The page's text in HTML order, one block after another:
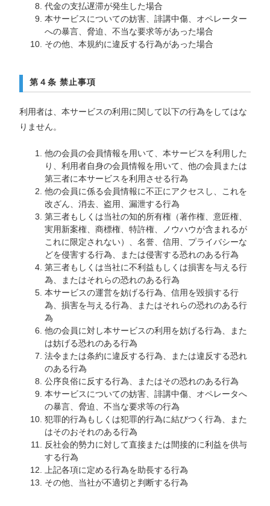
代金の支払遅滞が発生した場合
本サービスについての妨害、誹講中傷、オペレーター
への暴言、脅迫、不当な要求等があった場合
その他、本規約に違反する行為があった場合
第４条 禁止事項
利用者は、本サービスの利用に関して以下の行為をしてはな
りません。
他の会員の会員情報を用いて、本サービスを利用した
り、利用者自身の会員情報を用いて、他の会員または
第三者に本サービスを利用させる行為
他の会員に係る会員情報に不正にアクセスし、これを
改ざん、消去、盗用、漏泄する行為
第三者もしくは当社の知的所有権（著作権、意匠権、
実用新案権、商標権、特許権、ノウハウが含まれるが
これに限定されない）、名誉、信用、プライバシーな
どを侵害する行為、または侵害する恐れのある行為
第三者もしくは当社に不利益もしくは損害を与える行
為、またはそれらの恐れのある行為
本サービスの運営を妨げる行為、信用を毀損する行
為、損害を与える行為、またはそれらの恐れのある行
為
他の会員に対し本サービスの利用を妨げる行為、また
は妨げる恐れのある行為
法令または条約に違反する行為、または違反する恐れ
のある行為
公序良俗に反する行為、またはその恐れのある行為
本サービスについての妨害、誹講中傷、オペレータへ
の暴言、脅迫、不当な要求等の行為
犯罪的行為もしくは犯罪的行為に結びつく行為、また
はそのおそれのある行為
反社会的勢力に対して直接または間接的に利益を供与
する行為
上記各項に定める行為を助長する行為
その他、当社が不適切と判断する行為